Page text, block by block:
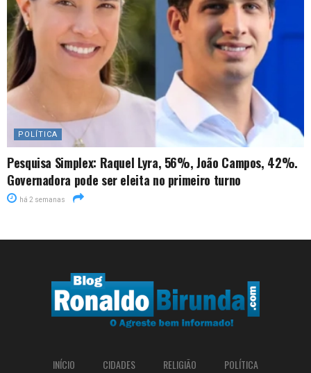
POLÍTICA
Pesquisa Simplex: Raquel Lyra, 56%, João Campos, 42%.
Governadora pode ser eleita no primeiro turno
há 2 semanas
INÍCIO CIDADES RELIGIÃO POLÍTICA